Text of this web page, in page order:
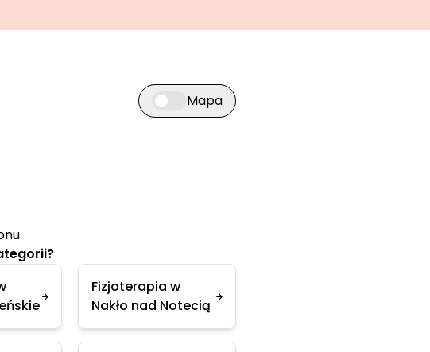
Przełącz widok mapy
Mapa
Fizjoterapia w
Nakło nad Notecią